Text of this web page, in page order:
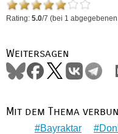
Rating: 5.0/7 (bei 1
Weitersagen
Mit dem Thema
Bayraktar